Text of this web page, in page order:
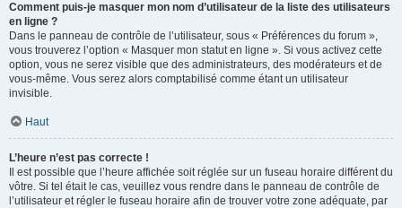
Comment puis-je masquer mon nom d’utilisateur de la liste des utilisateurs
en ligne ?
Dans le panneau de contrôle de l’utilisateur, sous « Préférences du forum »,
vous trouverez l’option « Masquer mon statut en ligne ». Si vous activez cette
option, vous ne serez visible que des administrateurs, des modérateurs et de
vous-même. Vous serez alors comptabilisé comme étant un utilisateur
invisible.
Haut
L’heure n’est pas correcte !
Il est possible que l’heure affichée soit réglée sur un fuseau horaire différent du
vôtre. Si tel était le cas, veuillez vous rendre dans le panneau de contrôle de
l’utilisateur et régler le fuseau horaire afin de trouver votre zone adéquate, par